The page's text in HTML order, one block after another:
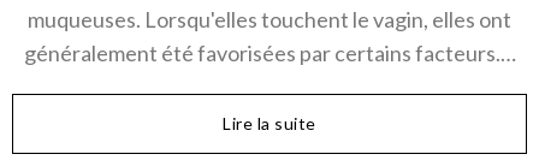
muqueuses. Lorsqu'elles touchent le vagin, elles ont
généralement été favorisées par certains facteurs.…
Lire la suite